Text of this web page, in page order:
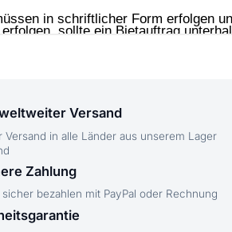
Versand
Versand in alle Länder aus unserem Lager
Zahlung
bezahlen mit PayPal oder Rechnung